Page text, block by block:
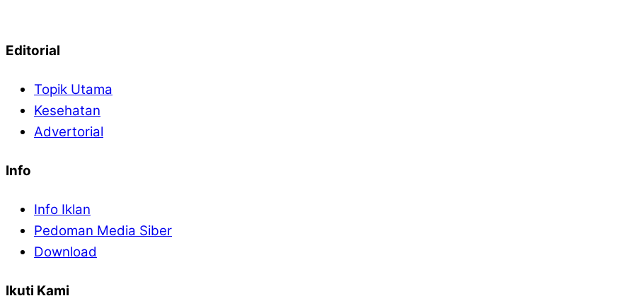
Editorial
Topik Utama
Kesehatan
Advertorial
Info
Info Iklan
Pedoman Media Siber
Download
Ikuti Kami